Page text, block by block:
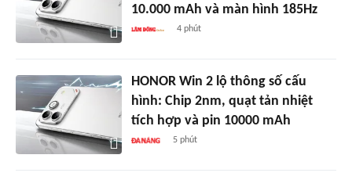
10.000 mAh và màn hình 185Hz
4 phút
HONOR Win 2 lộ thông số cấu
hình: Chip 2nm, quạt tản nhiệt
tích hợp và pin 10000 mAh
5 phút